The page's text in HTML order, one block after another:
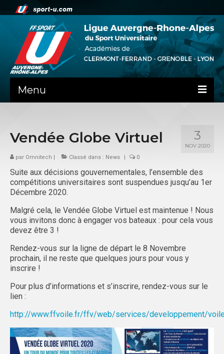
Menu
LA LIGUE
PRÉSENTATION
CLERMONT-FD
SPORTS IND
ADMINISTRATIF
SPORTS IND
LYON
3
NOV 2020
Vendée Globe Virtuel
par Omnitech | Classé dans : News | 0
Suite aux décisions gouvernementales, l’ensemble des
compétitions universitaires sont suspendues jusqu’au 1er
Décembre 2020.
Malgré cela, le Vendée Globe Virtuel est maintenue ! Nous
vous invitons donc à engager vos bateaux : pour cela vous
devez être 3 !
Rendez-vous sur la ligne de départ le 8 Novembre
prochain, il ne reste que quelques jours pour vous y
inscrire !
Pour plus d’informations et s’inscrire, rendez-vous sur le
lien :
http://www.ffvoile.fr/ffv/web/services/developpement/